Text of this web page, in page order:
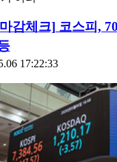
감체크] 코스피,
17:22:33